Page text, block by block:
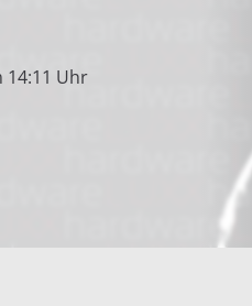
14:11 Uhr